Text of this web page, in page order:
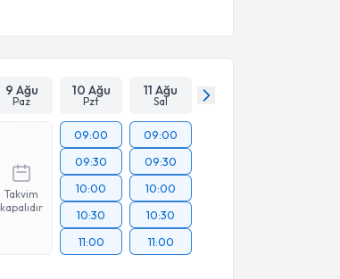
9 Ağu
Paz
10 Ağu
Pzt
11 Ağu
Sal
Takvim
kapalıdır
09:00
09:30
10:00
10:30
11:00
09:00
09:30
10:00
10:30
11:00